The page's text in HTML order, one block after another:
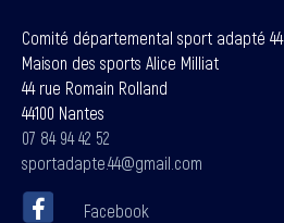
Comité départemental sport adapté 44
Maison des sports Alice Milliat
44 rue Romain Rolland
44100 Nantes
07 84 94 42 52
sportadapte.44@gmail.com
Facebook